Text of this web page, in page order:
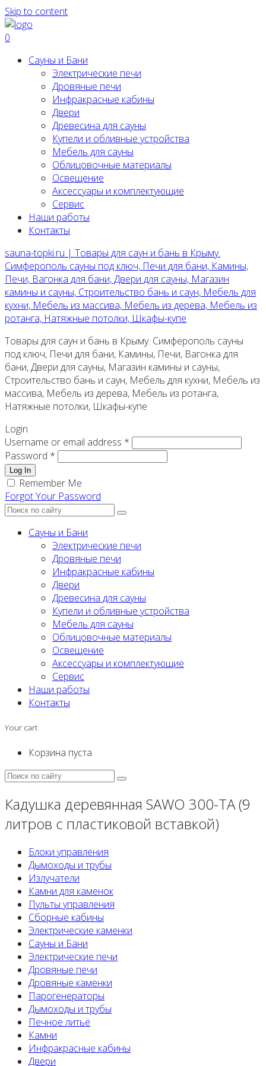
Skip to content
0
Сауны и Бани
Электрические печи
Дровяные печи
Инфракрасные кабины
Двери
Древесина для сауны
Купели и обливные устройства
Мебель для сауны
Облицовочные материалы
Освещение
Аксессуары и комплектующие
Сервис
Наши работы
Контакты
sauna-topki.ru | Товары для саун и бань в Крыму.
Симферополь сауны под ключ, Печи для бани, Камины,
Печи, Вагонка для бани, Двери для сауны, Магазин
камины и сауны, Строительство бань и саун, Мебель для
кухни, Мебель из массива, Мебель из дерева, Мебель из
ротанга, Натяжные потолки, Шкафы-купе
Товары для саун и бань в Крыму. Симферополь сауны
под ключ, Печи для бани, Камины, Печи, Вагонка для
бани, Двери для сауны, Магазин камины и сауны,
Строительство бань и саун, Мебель для кухни, Мебель из
массива, Мебель из дерева, Мебель из ротанга,
Натяжные потолки, Шкафы-купе
Login
Username or email address *
Password *
Log In
Remember Me
Forgot Your Password
Сауны и Бани
Электрические печи
Дровяные печи
Инфракрасные кабины
Двери
Древесина для сауны
Купели и обливные устройства
Мебель для сауны
Облицовочные материалы
Освещение
Аксессуары и комплектующие
Сервис
Наши работы
Контакты
Your cart
Корзина пуста.
Кадушка деревянная SAWO 300-TA (9
литров с пластиковой вставкой)
Блоки управления
Дымоходы и трубы
Излучатели
Камни для каменок
Пульты управления
Сборные кабины
Электрические каменки
Сауны и Бани
Электрические печи
Дровяные печи
Дровяные каменки
Парогенераторы
Дымоходы и трубы
Печное литьё
Камни
Инфракрасные кабины
Двери